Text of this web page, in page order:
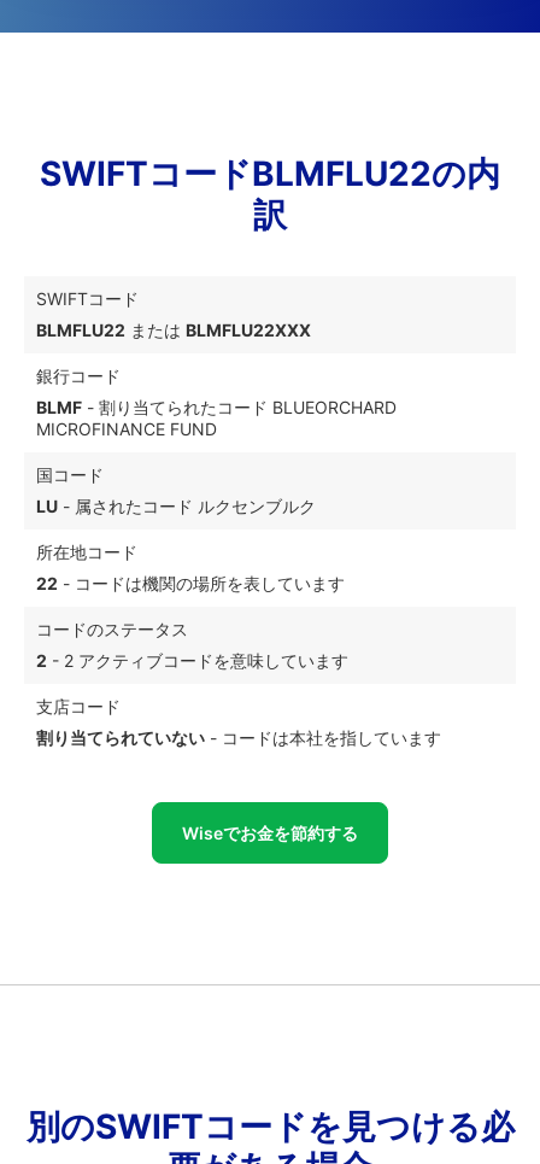
SWIFTコードBLMFLU22の内
訳
SWIFTコード
BLMFLU22 または BLMFLU22XXX
銀行コード
BLMF - 割り当てられたコード BLUEORCHARD
MICROFINANCE FUND
国コード
LU - 属されたコード ルクセンブルク
所在地コード
22 - コードは機関の場所を表しています
コードのステータス
2 - 2 アクティブコードを意味しています
支店コード
割り当てられていない - コードは本社を指しています
Wiseでお金を節約する
別のSWIFTコードを見つける必